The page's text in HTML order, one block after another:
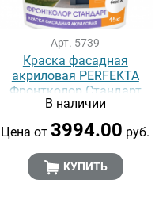
Арт. 5739
Краска фасадная
акриловая PERFEKTA
Фронтколор Стандарт
база A, 15 кг
В наличии
Цена от3994.00 руб.
КУПИТЬ